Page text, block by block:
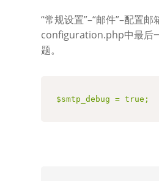
“常规设置”–“邮件”–配置
configuration.php中最后
题。
$smtp_debug = true;